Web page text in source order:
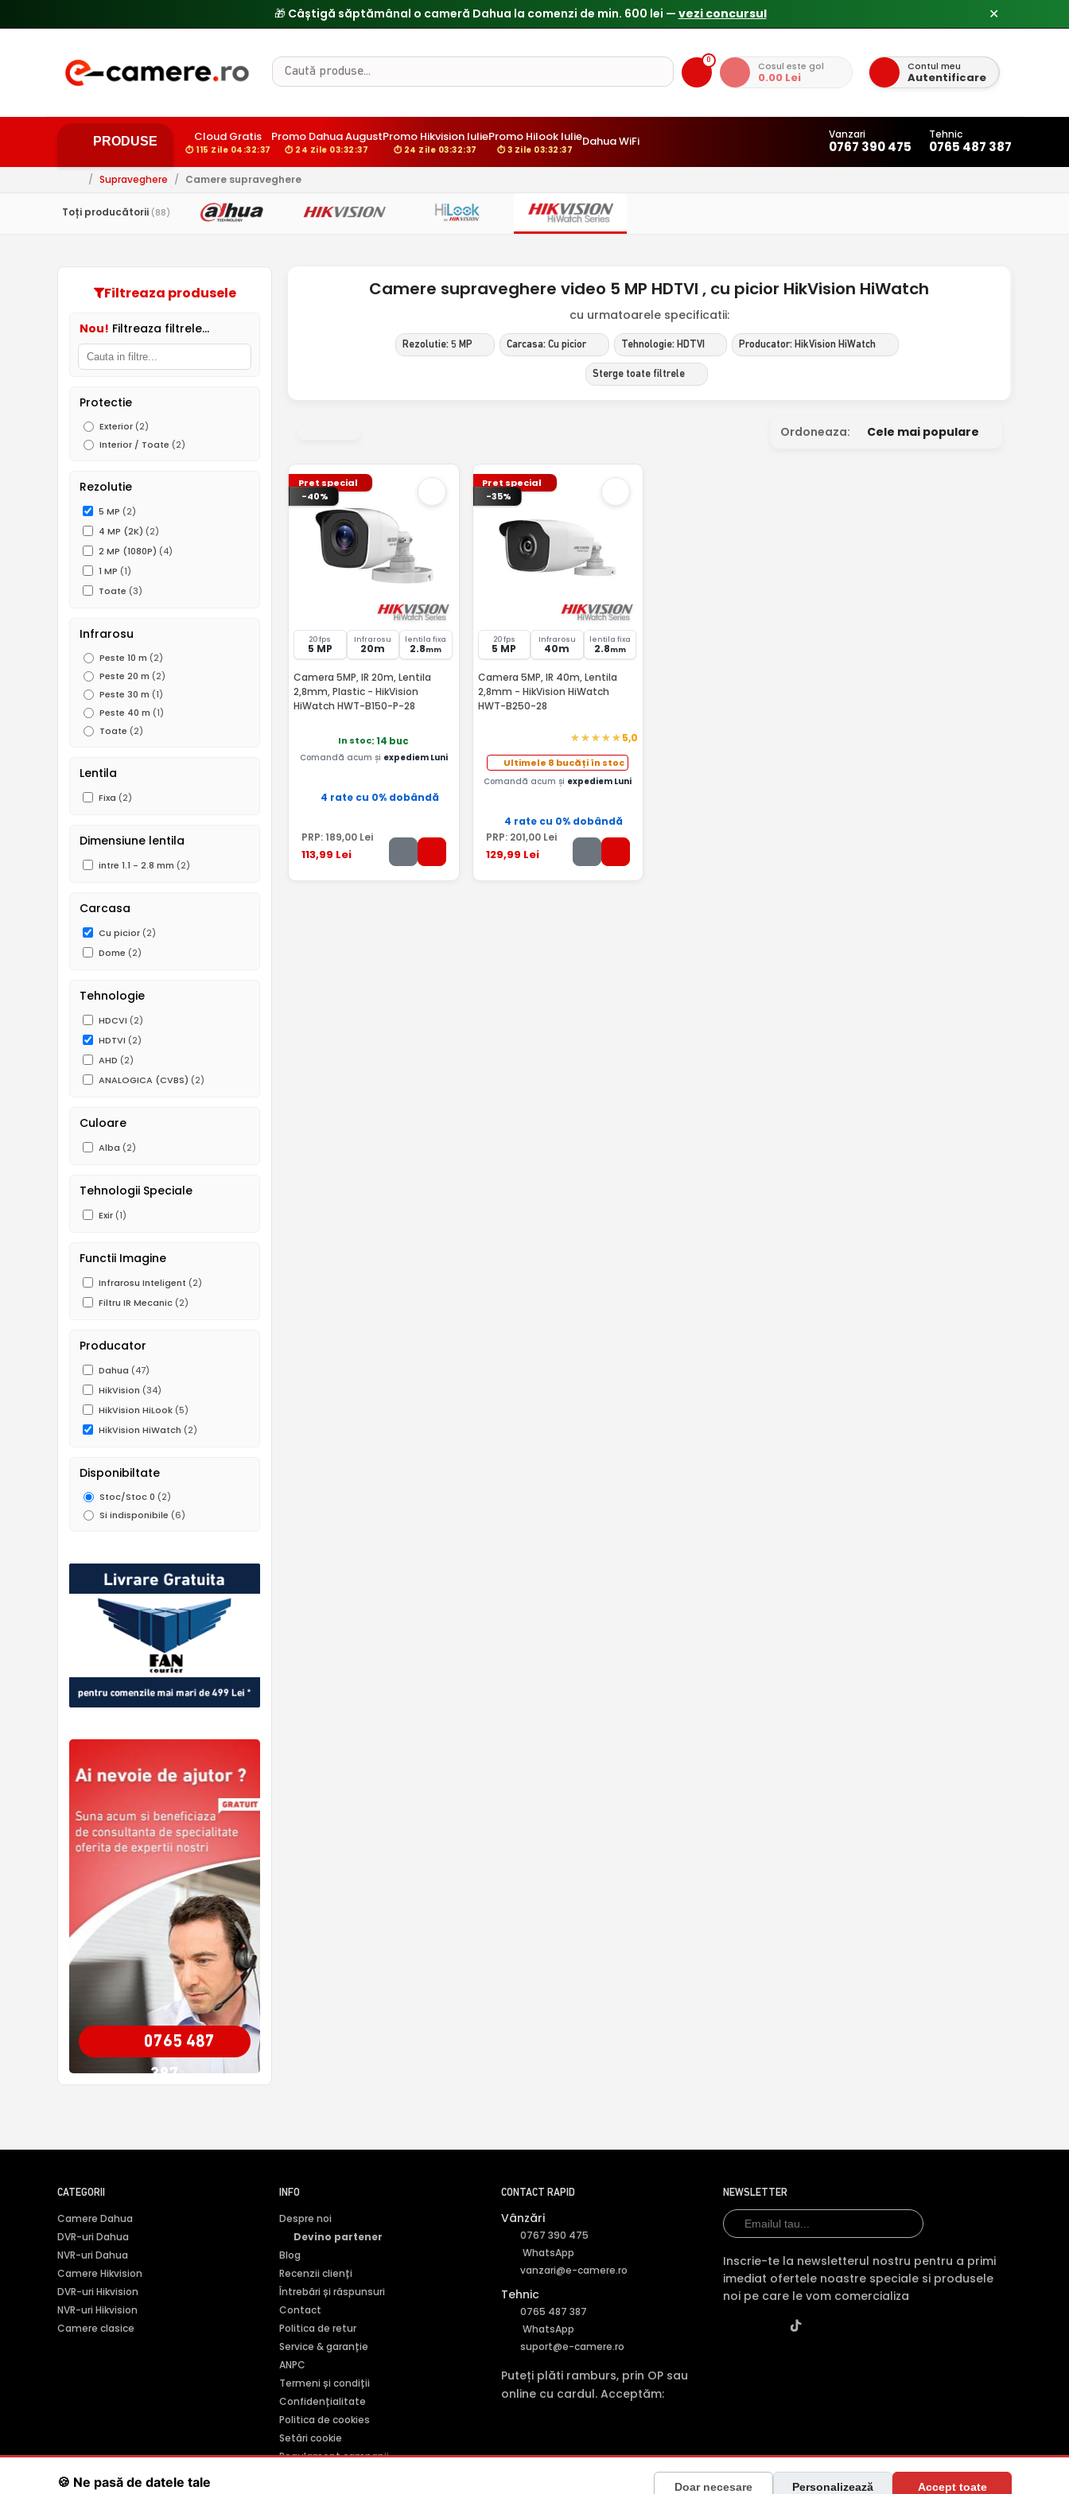
🎁 Câștigă săptămânal o cameră Dahua la comenzi de min. 600 lei — vezi concursul ✕
0 Cosul este gol
0.00 Lei
Contul meu
Autentificare
PRODUSE Cloud Gratis
⏱ 115 Zile 04:32:36
Promo Dahua August
⏱ 24 Zile 03:32:36
Promo Hikvision Iulie
⏱ 24 Zile 03:32:36
Promo Hilook Iulie
⏱ 3 Zile 03:32:36
Dahua WiFi Vanzari
0767 390 475
Tehnic
0765 487 387
/ Supraveghere / Camere supraveghere
Toți producătorii (88)
Filtreaza produsele
Nou! Filtreaza filtrele...
Protectie
Exterior (2)
Interior / Toate (2)
Rezolutie
5 MP (2)
4 MP (2K) (2)
2 MP (1080P) (4)
1 MP (1)
Toate (3)
Infrarosu
Peste 10 m (2)
Peste 20 m (2)
Peste 30 m (1)
Peste 40 m (1)
Toate (2)
Lentila
Fixa (2)
Dimensiune lentila
intre 1.1 - 2.8 mm (2)
Carcasa
Cu picior (2)
Dome (2)
Tehnologie
HDCVI (2)
HDTVI (2)
AHD (2)
ANALOGICA (CVBS) (2)
Culoare
Alba (2)
Tehnologii Speciale
Exir (1)
Functii Imagine
Infrarosu Inteligent (2)
Filtru IR Mecanic (2)
Producator
Dahua (47)
HikVision (34)
HikVision HiLook (5)
HikVision HiWatch (2)
Disponibiltate
Stoc/Stoc 0 (2)
Si indisponibile (6)
0765 487
387
Camere supraveghere video 5 MP HDTVI , cu picior HikVision HiWatch
cu urmatoarele specificatii:
Rezolutie: 5 MP Carcasa: Cu picior Tehnologie: HDTVI Producator: HikVision HiWatch
Sterge toate filtrele
Ordoneaza: Cele mai populare
Pret special
-40%
20 fps
5 MP
Infrarosu
20m
lentila fixa
2.8mm
Camera 5MP, IR 20m, Lentila
2,8mm, Plastic - HikVision
HiWatch HWT-B150-P-28
In stoc: 14 buc
Comandă acum și expediem Luni
4 rate cu 0% dobândă
PRP: 189,00 Lei
113,99 Lei
Pret special
-35%
20 fps
5 MP
Infrarosu
40m
lentila fixa
2.8mm
Camera 5MP, IR 40m, Lentila
2,8mm - HikVision HiWatch
HWT-B250-28
5,0
Ultimele 8 bucăți în stoc
Comandă acum și expediem Luni
4 rate cu 0% dobândă
PRP: 201,00Lei
129,99 Lei
CATEGORII
Camere Dahua
DVR-uri Dahua
NVR-uri Dahua
Camere Hikvision
DVR-uri Hikvision
NVR-uri Hikvision
Camere clasice
INFO
Despre noi
Devino partener
Blog
Recenzii clienți
Întrebări și răspunsuri
Contact
Politica de retur
Service & garanție
ANPC
Termeni și condiții
Confidențialitate
Politica de cookies
Setări cookie
Regulament campanii
CONTACT RAPID
Vânzări
0767 390 475
WhatsApp
vanzari@e-camere.ro
Tehnic
0765 487 387
WhatsApp
suport@e-camere.ro
Puteți plăti ramburs, prin OP sau
online cu cardul. Acceptăm:
NEWSLETTER
Inscrie-te la newsletterul nostru pentru a primi
imediat ofertele noastre speciale si produsele
noi pe care le vom comercializa
SC POLITES ONLINE SRL· CUI:RO34846331 · Capital social: 200 RON · Sediu: Str. Petrache Poenaru, Nr. 1, Craiova, Jud. Dolj ·Contactează-ne Service produs
🍪 Ne pasă de datele tale Doar necesare Personalizează Accept toate